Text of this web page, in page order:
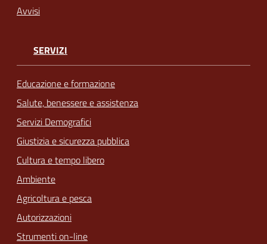
Avvisi
SERVIZI
Educazione e formazione
Salute, benessere e assistenza
Servizi Demografici
Giustizia e sicurezza pubblica
Cultura e tempo libero
Ambiente
Agricoltura e pesca
Autorizzazioni
Strumenti on-line